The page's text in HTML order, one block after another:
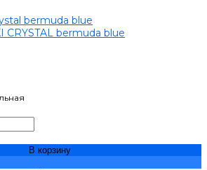
CRYSTAL bermuda blue
В корзину